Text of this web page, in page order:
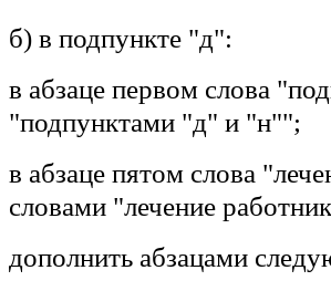
б) в подпункте "д":
в абзаце первом слова
"подпунктами "д" и "н"";
в абзаце пятом слова
словами "лечение
дополнить абзацами